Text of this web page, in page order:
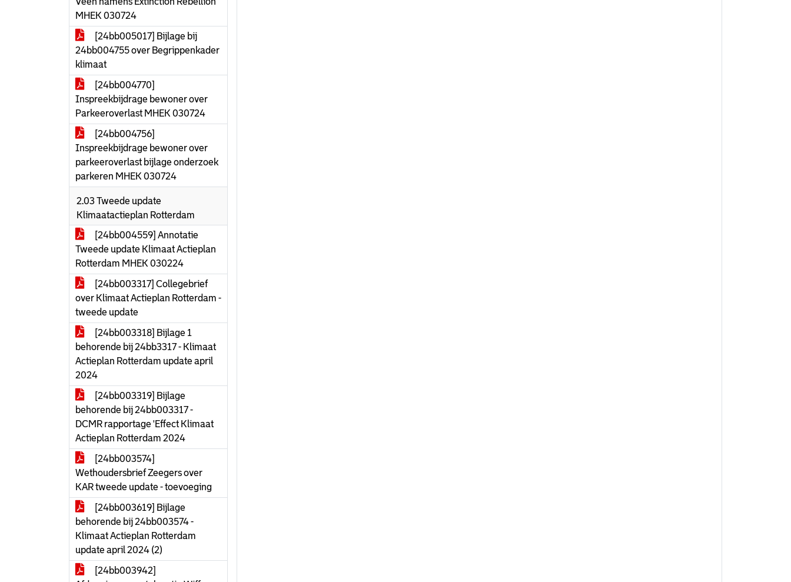
MHEK 030724
[24bb005017] Bijlage bij
24bb004755 over Begrippenkader
klimaat
[24bb004770]
Inspreekbijdrage bewoner over
Parkeeroverlast MHEK 030724
[24bb004756]
Inspreekbijdrage bewoner over
parkeeroverlast bijlage onderzoek
parkeren MHEK 030724
2.03 Tweede update
Klimaatactieplan Rotterdam
[24bb004559] Annotatie
Tweede update Klimaat Actieplan
Rotterdam MHEK 030224
[24bb003317] Collegebrief
over Klimaat Actieplan Rotterdam -
tweede update
[24bb003318] Bijlage 1
behorende bij 24bb3317 - Klimaat
Actieplan Rotterdam update april
2024
[24bb003319] Bijlage
behorende bij 24bb003317 -
DCMR rapportage 'Effect Klimaat
Actieplan Rotterdam 2024
[24bb003574]
Wethoudersbrief Zeegers over
KAR tweede update - toevoeging
[24bb003619] Bijlage
behorende bij 24bb003574 -
Klimaat Actieplan Rotterdam
update april 2024 (2)
[24bb003942]